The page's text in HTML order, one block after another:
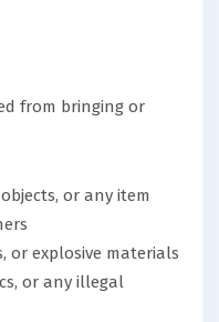
from bringing or
or any item
or explosive materials
or any illegal